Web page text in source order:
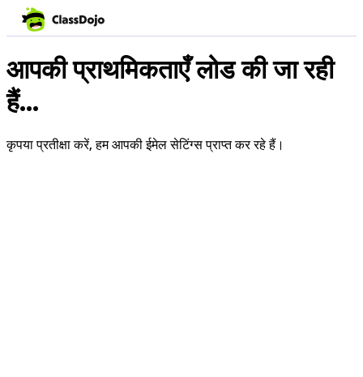
आपकी प्राथमिकताएँ लोड की जा रही
हैं...
कृपया प्रतीक्षा करें, हम आपकी ईमेल सेटिंग्स प्राप्त कर रहे हैं।